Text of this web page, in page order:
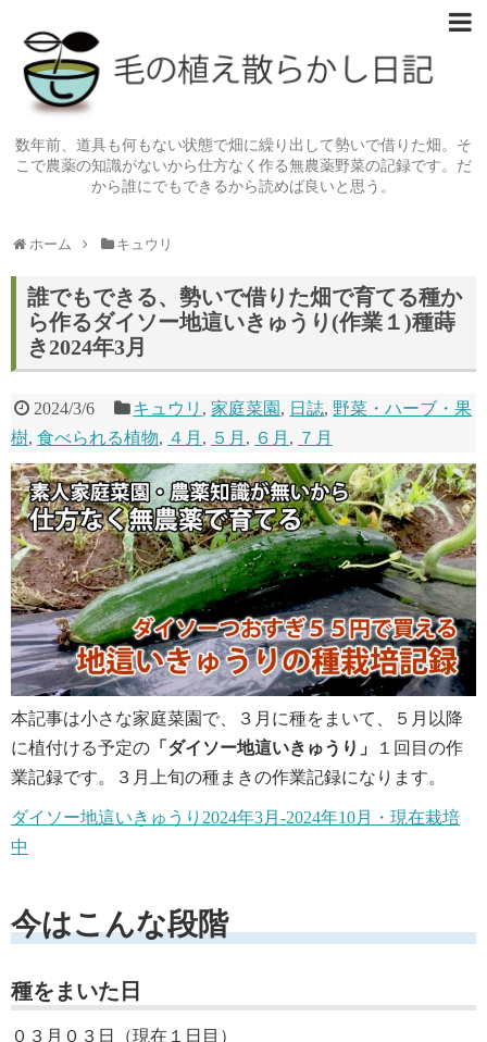
数年前、道具も何もない状態で畑に繰り出して勢いで借りた畑。そ
こで農薬の知識がないから仕方なく作る無農薬野菜の記録です。だ
から誰にでもできるから読めば良いと思う。
ホーム キュウリ
誰でもできる、勢いで借りた畑で育てる種か
ら作るダイソー地這いきゅうり(作業１)種蒔
き2024年3月
2024/3/6 キュウリ ,家庭菜園 , 日誌, 野菜・ハーブ・果
樹, 食べられる植物, ４月 , ５月 , ６月 , ７月
本記事は小さな家庭菜園で、３月に種をまいて、５月以降
に植付ける予定の 「 ダイソー地這いきゅうり 」
１回目の作
業記録です。３月上旬の種まきの作業記録になります。
ダイソー地這いきゅうり2024年3月-2024年10月・現在栽培
中
今はこんな段階
種をまいた日
０３月０３日（現在１日目）